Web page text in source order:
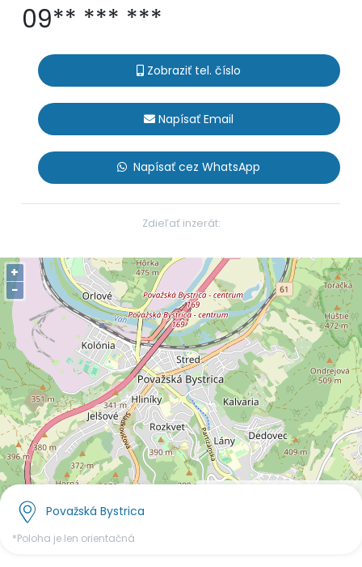
09** *** ***
Zobraziť tel. číslo
Napísať Email
Napísať cez WhatsApp
Zdieľať inzerát:
+
−
contributors.
Považská Bystrica
*Poloha je len orientačná